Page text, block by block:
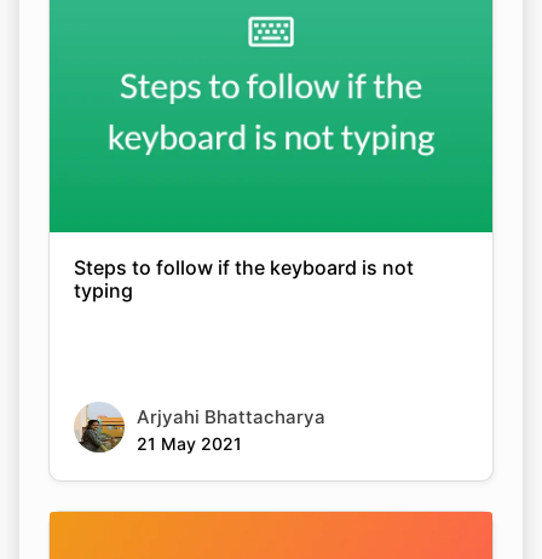
Steps to follow if the keyboard is not
typing
Arjyahi Bhattacharya
21 May 2021